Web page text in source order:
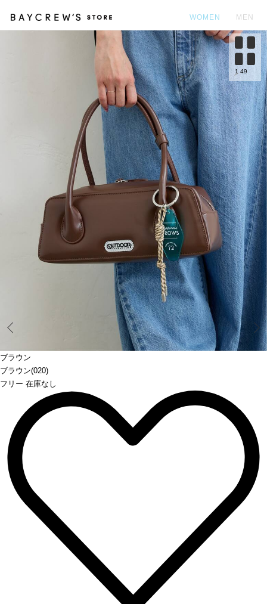
WOMEN MEN
ブラウン
ブラウン(020)
フリー 在庫なし
1 49